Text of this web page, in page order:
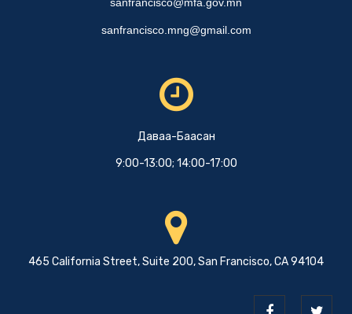
sanfrancisco@mfa.gov.mn
sanfrancisco.mng@gmail.com
Даваа-Баасан
9:00-13:00; 14:00-17:00
465 California Street, Suite 200, San Francisco, CA 94104